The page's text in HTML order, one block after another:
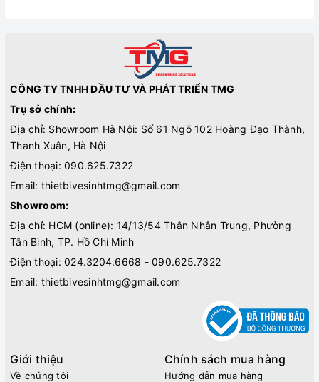
CÔNG TY TNHH ĐẦU TƯ VÀ PHÁT TRIỂN TMG
Trụ sở chính:
Địa chỉ: Showroom Hà Nội: Số 61 Ngõ 102 Hoàng Đạo Thành,
Thanh Xuân, Hà Nội
Điện thoại: 090.625.7322
Email: thietbivesinhtmg@gmail.com
Showroom:
Địa chỉ: HCM (online): 14/13/54 Thân Nhân Trung, Phường
Tân Bình, TP. Hồ Chí Minh
Điện thoại: 024.3204.6668 - 090.625.7322
Email: thietbivesinhtmg@gmail.com
Giới thiệu
Về chúng tôi
Chính sách mua hàng
Hướng dẫn mua hàng